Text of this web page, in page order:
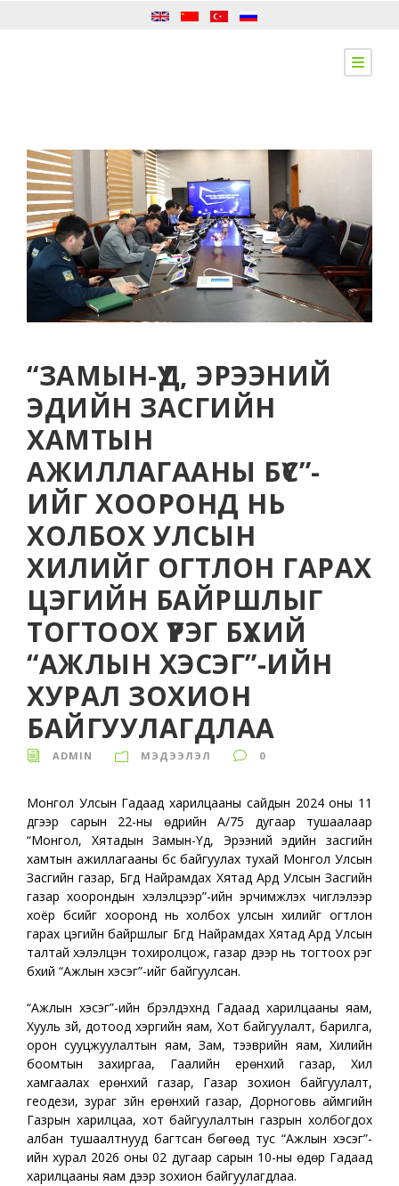
“ЗАМЫН-ҮҮД, ЭРЭЭНИЙ
ЭДИЙН ЗАСГИЙН
ХАМТЫН
АЖИЛЛАГААНЫ БҮС”-
ИЙГ ХООРОНД НЬ
ХОЛБОХ УЛСЫН
ХИЛИЙГ ОГТЛОН ГАРАХ
ЦЭГИЙН БАЙРШЛЫГ
ТОГТООХ ҮҮРЭГ БҮХИЙ
“АЖЛЫН ХЭСЭГ”-ИЙН
ХУРАЛ ЗОХИОН
БАЙГУУЛАГДЛАА
ADMIN МЭДЭЭЛЭЛ 0
Монгол Улсын Гадаад харилцааны сайдын 2024 оны 11
дүгээр сарын 22-ны өдрийн А/75 дугаар тушаалаар
“Монгол, Хятадын Замын-Үүд, Эрээний эдийн засгийн
хамтын ажиллагааны бүс байгуулах тухай Монгол Улсын
Засгийн газар, Бүгд Найрамдах Хятад Ард Улсын Засгийн
газар хоорондын хэлэлцээр”-ийн эрчимжүүлэх чиглэлээр
хоёр бүсийг хооронд нь холбох улсын хилийг огтлон
гарах цэгийн байршлыг Бүгд Найрамдах Хятад Ард Улсын
талтай хэлэлцэн тохиролцож, газар дээр нь тогтоох үүрэг
бүхий “Ажлын хэсэг”-ийг байгуулсан.
“Ажлын хэсэг”-ийн бүрэлдэхүүнд Гадаад харилцааны яам,
Хууль зүй, дотоод хэргийн яам, Хот байгуулалт, барилга,
орон сууцжуулалтын яам, Зам, тээврийн яам, Хилийн
боомтын захиргаа, Гаалийн ерөнхий газар, Хил
хамгаалах ерөнхий газар, Газар зохион байгуулалт,
геодези, зураг зүйн ерөнхий газар, Дорноговь аймгийн
Газрын харилцаа, хот байгуулалтын газрын холбогдох
албан тушаалтнууд багтсан бөгөөд тус “Ажлын хэсэг”-
ийн хурал 2026 оны 02 дугаар сарын 10-ны өдөр Гадаад
харилцааны яам дээр зохион байгуулагдлаа.